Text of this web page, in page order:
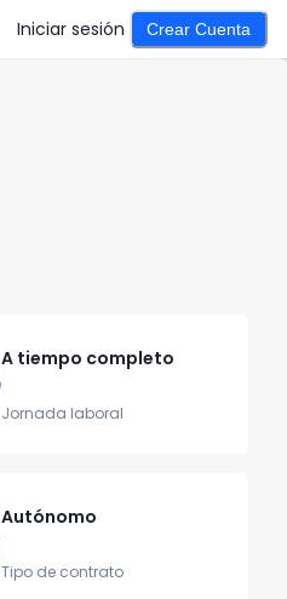
Iniciar sesión Crear Cuenta
A tiempo completo
Jornada laboral
Autónomo
Tipo de contrato